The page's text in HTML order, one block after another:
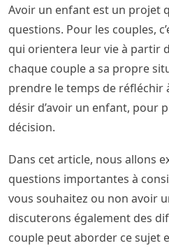
Avoir un enfant est un projet
questions. Pour les couples,
qui orientera leur vie à partir
chaque couple a sa propre
prendre le temps de réfléchir
désir d’avoir un enfant, pour
décision.
Dans cet article, nous allons
questions importantes à
vous souhaitez ou non avoir
discuterons également des
couple peut aborder ce sujet